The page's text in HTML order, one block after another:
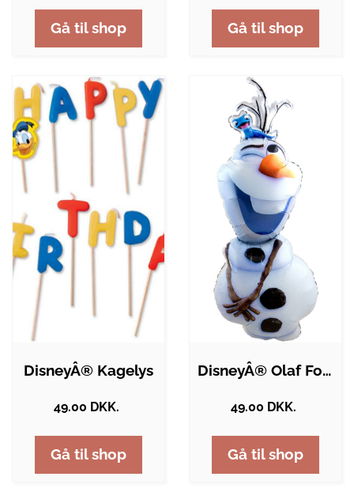
Gå til shop Gå til shop
DisneyÂ® Kagelys
49.00 DKK.
Gå til shop
DisneyÂ® Olaf Folieballon
49.00 DKK.
Gå til shop